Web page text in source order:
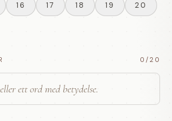
16 17 18 19 20
0 /20